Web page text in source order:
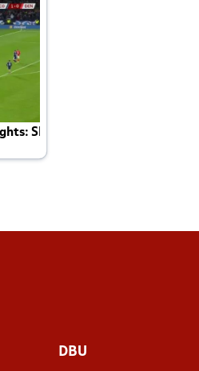
Skotland - Danmark 4-2
DBU